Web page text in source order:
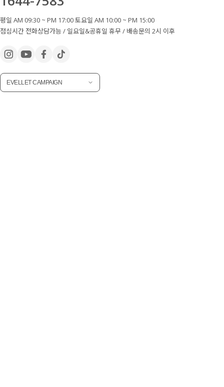
평일 AM 09:30 ~ PM 17:00 토요일 AM 10:00 ~ PM 15:00
점심시간 전화상담가능 / 일요일&공휴일 휴무 / 배송문의 2시 이후
EVELLET CAMPAIGN